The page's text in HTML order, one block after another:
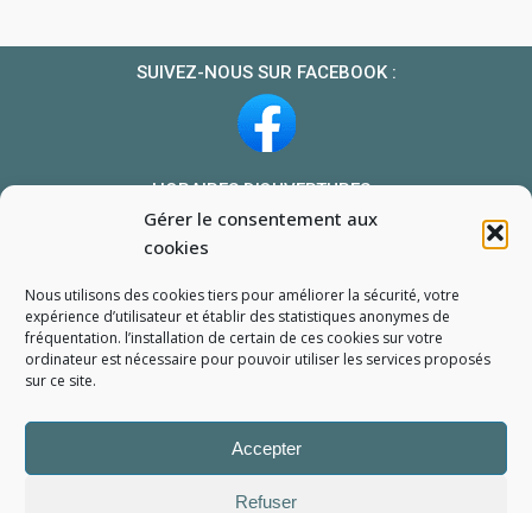
Gérer le consentement aux
cookies
Nous utilisons des cookies tiers pour améliorer la sécurité, votre
expérience d’utilisateur et établir des statistiques anonymes de
fréquentation. l’installation de certain de ces cookies sur votre
ordinateur est nécessaire pour pouvoir utiliser les services proposés
sur ce site.
Accepter
Refuser
SUIVEZ-NOUS SUR FACEBOOK :
HORAIRES D’OUVERTURES :
Du lundi au vendredi : 10h-13h et 14h-19h
Le samedi : 10h-13h 14h-18h
NOUS TROUVER
Mon compte
Formulaire de demande de pièce